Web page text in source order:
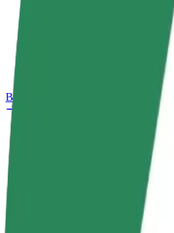
Bolt Plus